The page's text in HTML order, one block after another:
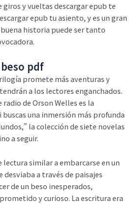
y vueltas descargar epub te
epub tu asiento, y es un gran
historia puede ser tanto
pdf
promete más aventuras y
a los lectores enganchados.
de Orson Welles es la
buscas una inmersión más profunda
la colección de siete novelas
a seguir.
lectura similar a embarcarse en un
desviaba a través de paisajes
de un beso inesperados,
y curioso. La escritura era